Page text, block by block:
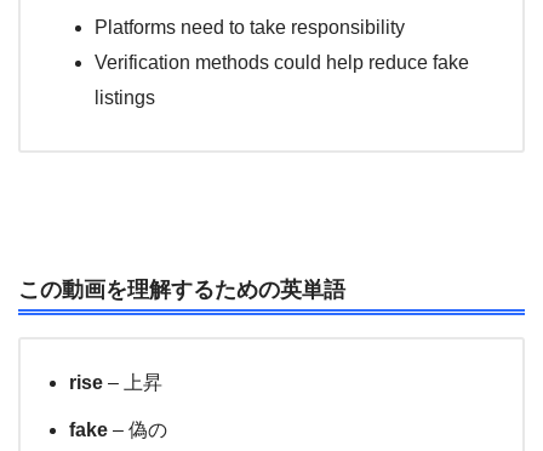
Platforms need to take responsibility
Verification methods could help reduce fake
listings
この動画を理解するための英単語
rise – 上昇
fake – 偽の